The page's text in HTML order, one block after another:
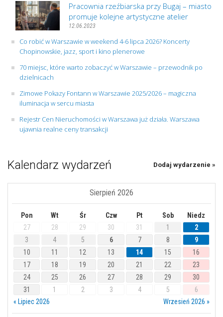
Pracownia rzeźbiarska przy Bugaj – miasto
promuje kolejne artystyczne atelier
12.06.2023
Co robić w Warszawie w weekend 4-6 lipca 2026? Koncerty
Chopinowskie, jazz, sport i kino plenerowe
70 miejsc, które warto zobaczyć w Warszawie – przewodnik po
dzielnicach
Zimowe Pokazy Fontann w Warszawie 2025/2026 – magiczna
iluminacja w sercu miasta
Rejestr Cen Nieruchomości w Warszawa już działa. Warszawa
ujawnia realne ceny transakcji
Kalendarz wydarzeń Dodaj wydarzenie »
Sierpień 2026
Pon Wt Śr Czw Pt Sob
Niedz
27
28 29 30 31 1
2
3
4 5 6 7 8
9
10
11 12 13 14 15
16
17
18 19 20 21 22
23
24
25 26 27 28 29
30
31
1 2 3 4 5
6
« Lipiec 2026
Wrzesień 2026 »